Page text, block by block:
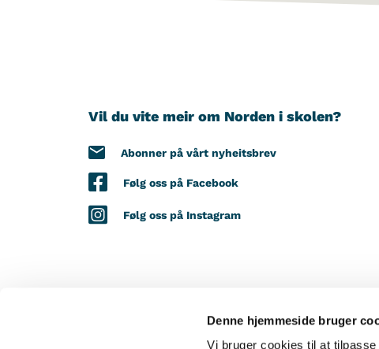
Denne hjemmeside bruger
Vi bruger cookies til at
Vil du vite meir om Norden i skolen?
Abonner på vårt nyheitsbrev
Følg oss på Facebook
Følg oss på Instagram